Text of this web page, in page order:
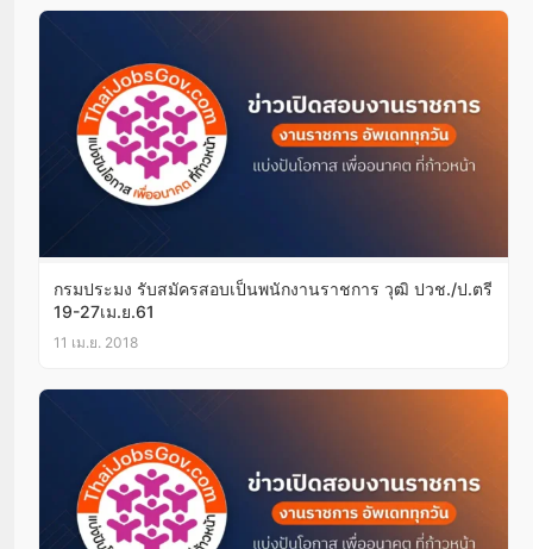
กรมประมง รับสมัครสอบเป็นพนักงานราชการ วุฒิ ปวช./ป.ตรี
19-27เม.ย.61
11 เม.ย. 2018